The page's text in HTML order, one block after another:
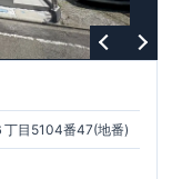
丁目5104番47(地番)